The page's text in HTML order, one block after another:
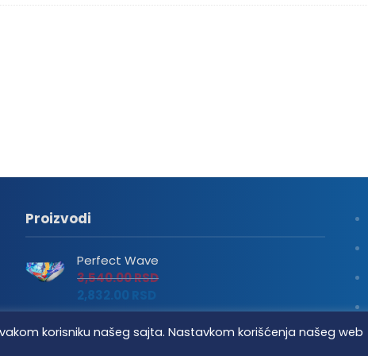
Proizvodi
Perfect Wave
3,540.00RSD
2,832.00
Keel Art
korisniku našeg sajta. Nastavkom korišćenja našeg web